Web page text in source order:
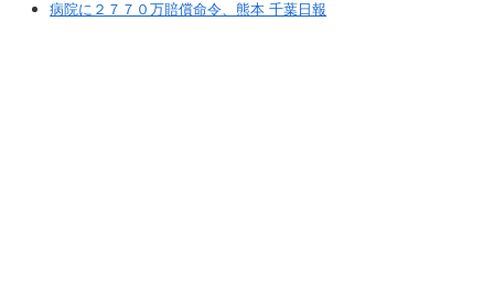
病院に２７７０万賠償命令、熊本 千葉日報